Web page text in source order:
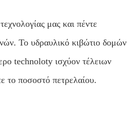
μας και πέντε
Το υδραυλικό κιβώτιο δομών
technoloty ισχύον τέλειων
το ποσοστό πετρελαίου.